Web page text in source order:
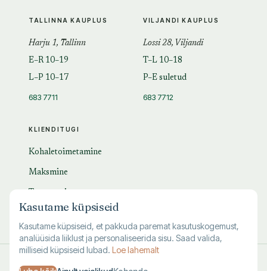
KLIENDITUGI
Kohaletoimetamine
Maksmine
KKK
TALLINNA KAUPLUS
Harju 1, Tallinn
E–R 10–19
L–P 10–17
683 7711
VILJANDI KAUPLUS
Lossi 28, Viljandi
T–L 10–18
P–E suletud
683 7712
Kasutame küpsiseid
Kasutame küpsiseid, et pakkuda paremat kasutuskogemust,
analüüsida liiklust ja personaliseerida sisu. Saad valida,
milliseid küpsiseid lubad. Loe lahemalt